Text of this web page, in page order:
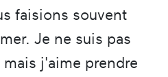
faisions souvent
Je ne suis pas
j'aime prendre